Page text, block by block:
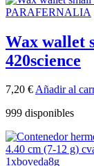
PARAFERNALIA
Wax wallet
420science
7,20 €Añadir al
999 disponibles